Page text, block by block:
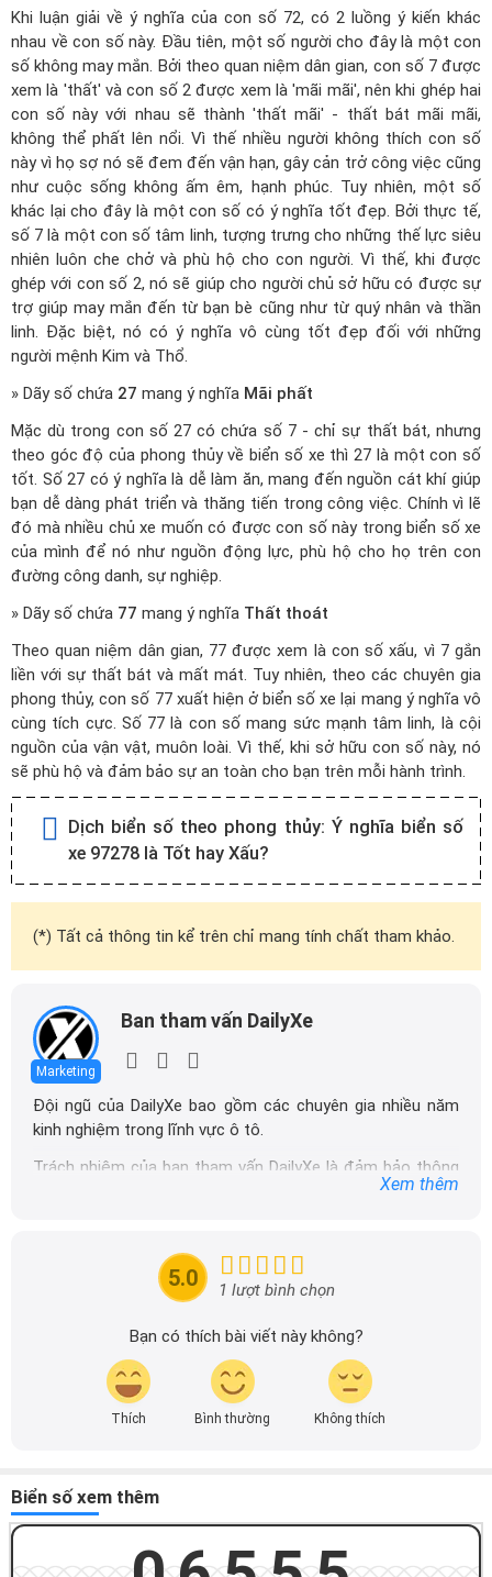
Khi luận giải về ý nghĩa của con số 72, có 2 luồng ý kiến khác
nhau về con số này. Đầu tiên, một số người cho đây là một con
số không may mắn. Bởi theo quan niệm dân gian, con số 7 được
xem là 'thất' và con số 2 được xem là 'mãi mãi', nên khi ghép hai
con số này với nhau sẽ thành 'thất mãi' - thất bát mãi mãi,
không thể phất lên nổi. Vì thế nhiều người không thích con số
này vì họ sợ nó sẽ đem đến vận hạn, gây cản trở công việc cũng
như cuộc sống không ấm êm, hạnh phúc. Tuy nhiên, một số
khác lại cho đây là một con số có ý nghĩa tốt đẹp. Bởi thực tế,
số 7 là một con số tâm linh, tượng trưng cho những thế lực siêu
nhiên luôn che chở và phù hộ cho con người. Vì thế, khi được
ghép với con số 2, nó sẽ giúp cho người chủ sở hữu có được sự
trợ giúp may mắn đến từ bạn bè cũng như từ quý nhân và thần
linh. Đặc biệt, nó có ý nghĩa vô cùng tốt đẹp đối với những
người mệnh Kim và Thổ.
» Dãy số chứa 27 mang ý nghĩa Mãi phất
Mặc dù trong con số 27 có chứa số 7 - chỉ sự thất bát, nhưng
theo góc độ của phong thủy về biển số xe thì 27 là một con số
tốt. Số 27 có ý nghĩa là dễ làm ăn, mang đến nguồn cát khí giúp
bạn dễ dàng phát triển và thăng tiến trong công việc. Chính vì lẽ
đó mà nhiều chủ xe muốn có được con số này trong biển số xe
của mình để nó như nguồn động lực, phù hộ cho họ trên con
đường công danh, sự nghiệp.
» Dãy số chứa 77 mang ý nghĩa Thất thoát
Theo quan niệm dân gian, 77 được xem là con số xấu, vì 7 gắn
liền với sự thất bát và mất mát. Tuy nhiên, theo các chuyên gia
phong thủy, con số 77 xuất hiện ở biển số xe lại mang ý nghĩa vô
cùng tích cực. Số 77 là con số mang sức mạnh tâm linh, là cội
nguồn của vận vật, muôn loài. Vì thế, khi sở hữu con số này, nó
sẽ phù hộ và đảm bảo sự an toàn cho bạn trên mỗi hành trình.
Dịch biển số theo phong thủy: Ý nghĩa biển số
xe 97278 là Tốt hay Xấu?
(*) Tất cả thông tin kể trên chỉ mang tính chất tham khảo.
Marketing
Ban tham vấn DailyXe
Đội ngũ của DailyXe bao gồm các chuyên gia nhiều năm
kinh nghiệm trong lĩnh vực ô tô.
Trách nhiệm của ban tham vấn DailyXe là đảm bảo thông
tin chính xác được đăng tải trên dailyxe.com.vn, thường
tin nhanh chóng và dễ dàng hơn.
Xem thêm
5.0 1 lượt bình chọn
Bạn có thích bài viết này không?
Thích Bình thường Không thích
Biển số xem thêm